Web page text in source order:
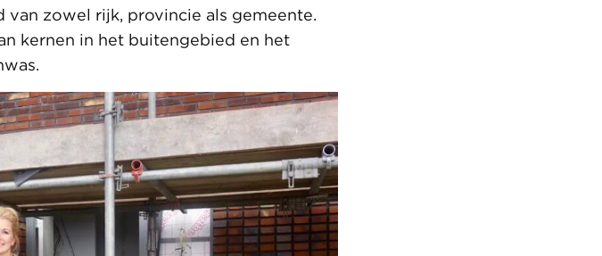
zowel rijk, provincie als gemeente.
kernen in het buitengebied en het